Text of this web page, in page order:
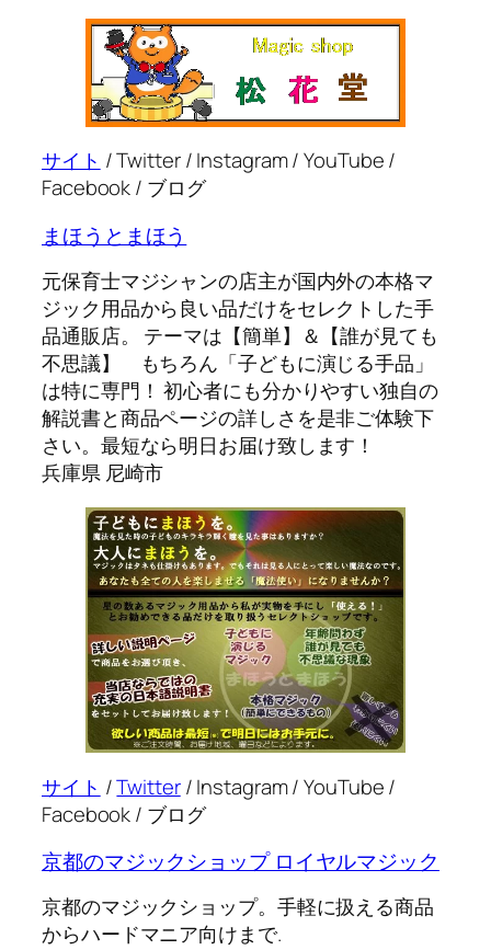
サイト / Twitter / Instagram / YouTube /
Facebook / ブログ
まほうとまほう
元保育士マジシャンの店主が国内外の本格マ
ジック用品から良い品だけをセレクトした手
品通販店。 テーマは【簡単】＆【誰が見ても
不思議】 もちろん「子どもに演じる手品」
は特に専門！ 初心者にも分かりやすい独自の
解説書と商品ページの詳しさを是非ご体験下
さい。最短なら明日お届け致します！
兵庫県 尼崎市
サイト /Twitter/ Instagram / YouTube /
Facebook / ブログ
京都のマジックショップ ロイヤルマジック
京都のマジックショップ。手軽に扱える商品
からハードマニア向けまで.